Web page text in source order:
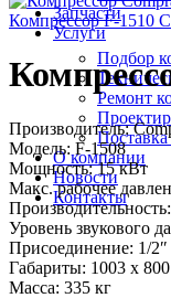
Запчасти
Услуги
Подбор
Ремонт
О компании
Новости
Контакты
Компрессор F-1510
Производитель:
Модель: F-1508
Мощность: 15 кВт
Макс. рабочее
Уровень звукового
Присоединение: 1/2″
Габариты: 1003 х
Масса: 335 кг